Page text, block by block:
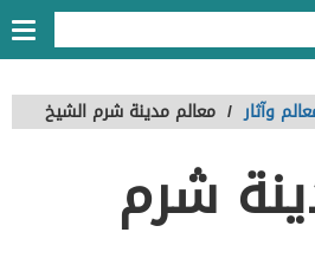
وآثار / معالم مدينة شرم الشيخ
شرم